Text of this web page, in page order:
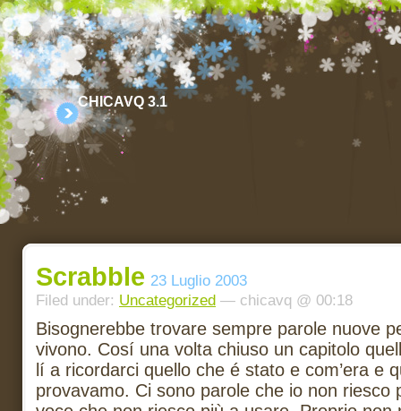
CHICAVQ 3.1
Scrabble 23 Luglio 2003
Filed under: Uncategorized — chicavq @ 00:18
Bisognerebbe trovare sempre parole nuove
vivono. Cosí una volta chiuso un capitolo
lí a ricordarci quello che é stato e com’era e
provavamo. Ci sono parole che io non riesco